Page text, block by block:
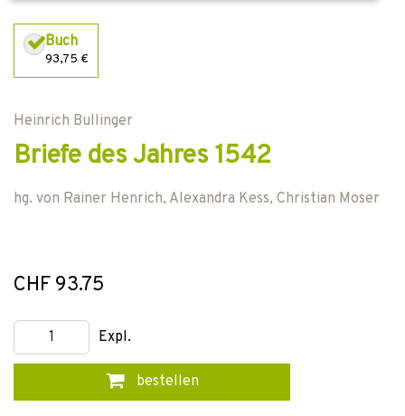
Buch
93,75 €
Heinrich Bullinger
Briefe des Jahres 1542
hg. von Rainer Henrich, Alexandra Kess, Christian Moser
CHF 93.75
Expl.
bestellen